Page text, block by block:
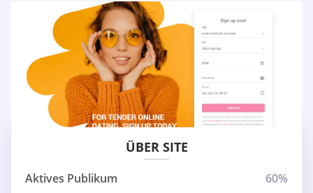
ÜBER SITE
Aktives Publikum
60%